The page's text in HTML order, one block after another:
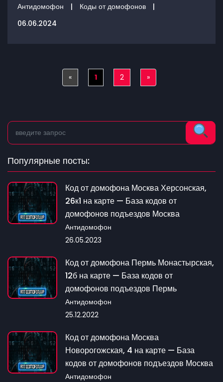
Антидомофон | Коды от домофонов
|
06.06.2024
«Previous
1 2 »Next
Популярные посты:
Код от домофона Москва Херсонская,
26к1 на карте — База кодов от
домофонов подъездов Москва
Антидомофон
26.05.2023
Код от домофона Пермь Монастырская,
12б на карте — База кодов от
домофонов подъездов Пермь
Антидомофон
25.12.2022
Код от домофона Москва
Новорогожская, 4 на карте — База
кодов от домофонов подъездов Москва
Антидомофон